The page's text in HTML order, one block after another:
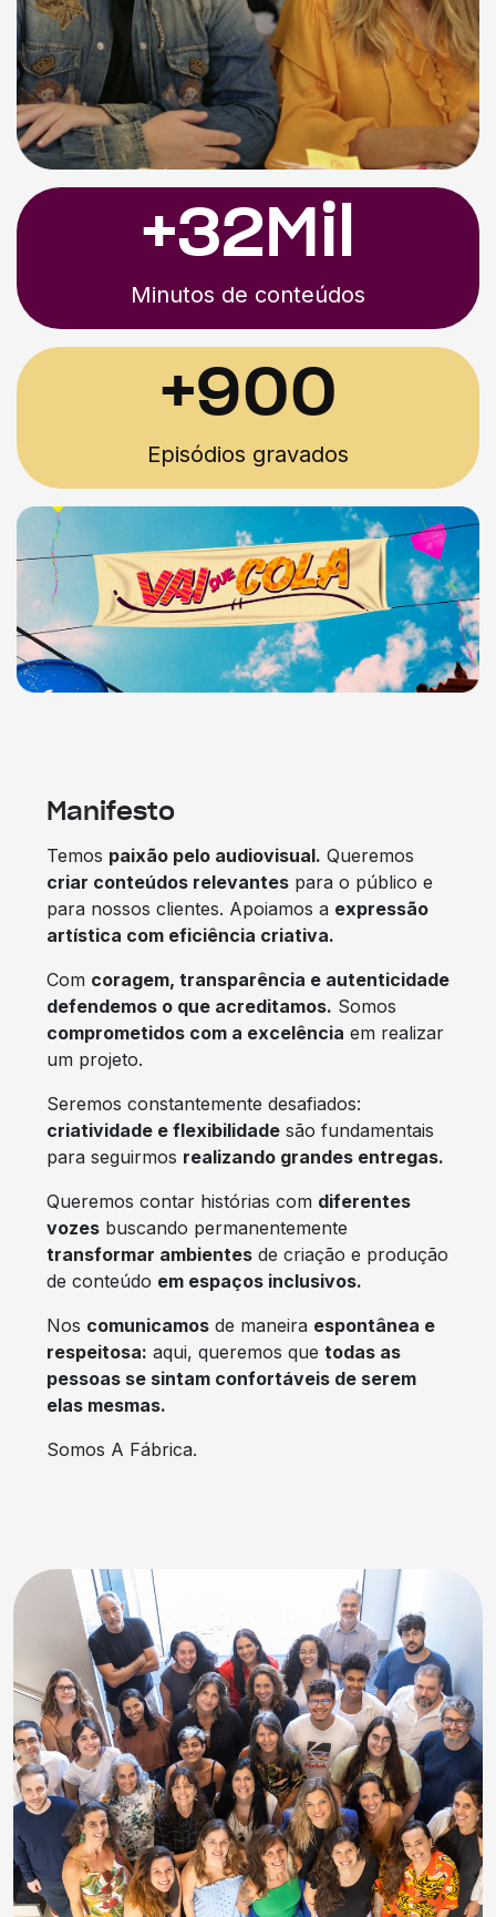
+32Mil
Minutos de conteúdos
+900
Episódios gravados
Manifesto
Temos paixão pelo audiovisual. Queremos
criar conteúdos relevantes para o público e
para nossos clientes. Apoiamos a expressão
artística com eficiência criativa.
Com coragem, transparência e autenticidade
defendemos o que acreditamos. Somos
comprometidos com a excelência em realizar
um projeto.
Seremos constantemente desafiados:
criatividade e flexibilidade são fundamentais
para seguirmos realizando grandes entregas.
Queremos contar histórias com diferentes
vozes buscando permanentemente
transformar ambientes de criação e produção
de conteúdo em espaços inclusivos.
Nos comunicamos de maneira espontânea e
respeitosa: aqui, queremos que todas as
pessoas se sintam confortáveis de serem
elas mesmas.
Somos A Fábrica.